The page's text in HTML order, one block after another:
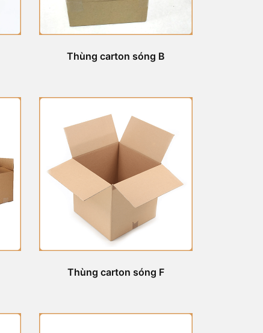
Thùng carton sóng B
Thùng carton sóng F